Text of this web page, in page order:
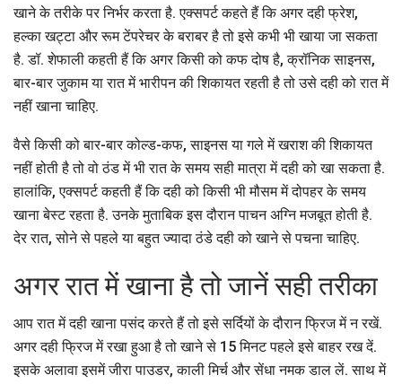
खाने के तरीके पर निर्भर करता है. एक्सपर्ट कहते हैं कि अगर दही फ्रेश,
हल्का खट्टा और रूम टेंपरेचर के बराबर है तो इसे कभी भी खाया जा सकता
है. डॉ. शेफाली कहती हैं कि अगर किसी को कफ दोष है, क्रॉनिक साइनस,
बार-बार जुकाम या रात में भारीपन की शिकायत रहती है तो उसे दही को रात में
नहीं खाना चाहिए.
वैसे किसी को बार-बार कोल्ड-कफ, साइनस या गले में खराश की शिकायत
नहीं होती है तो वो ठंड में भी रात के समय सही मात्रा में दही को खा सकता है.
हालांकि, एक्सपर्ट कहती हैं कि दही को किसी भी मौसम में दोपहर के समय
खाना बेस्ट रहता है. उनके मुताबिक इस दौरान पाचन अग्नि मजबूत होती है.
देर रात, सोने से पहले या बहुत ज्यादा ठंडे दही को खाने से पचना चाहिए.
अगर रात में खाना है तो जानें सही तरीका
आप रात में दही खाना पसंद करते हैं तो इसे सर्दियों के दौरान फ्रिज में न रखें.
अगर दही फ्रिज में रखा हुआ है तो खाने से 15 मिनट पहले इसे बाहर रख दें.
इसके अलावा इसमें जीरा पाउडर, काली मिर्च और सेंधा नमक डाल लें. साथ में